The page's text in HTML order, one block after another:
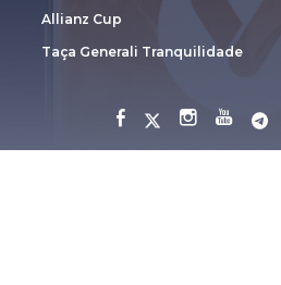
Allianz Cup
Taça Generali Tranquilidade